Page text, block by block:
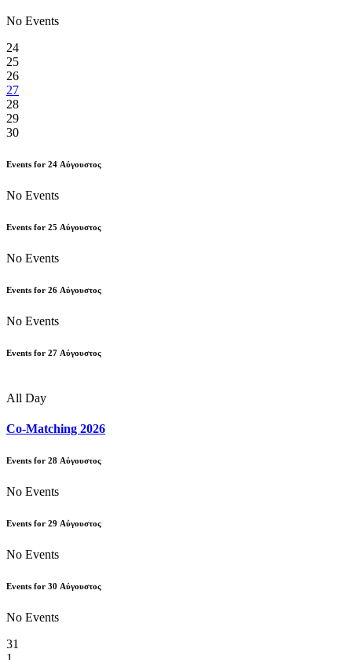
No Events
24
25
26
27
28
29
30
Events for 24 Αύγουστος
No Events
Events for 25 Αύγουστος
No Events
Events for 26 Αύγουστος
No Events
Events for 27 Αύγουστος
All Day
Co-Matching 2026
Events for 28 Αύγουστος
No Events
Events for 29 Αύγουστος
No Events
Events for 30 Αύγουστος
No Events
31